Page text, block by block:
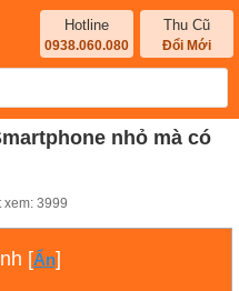
Hotline
0938.060.080
Thu Cũ
Đổi Mới
nhỏ mà có
xem: 3999
[Ẩn]